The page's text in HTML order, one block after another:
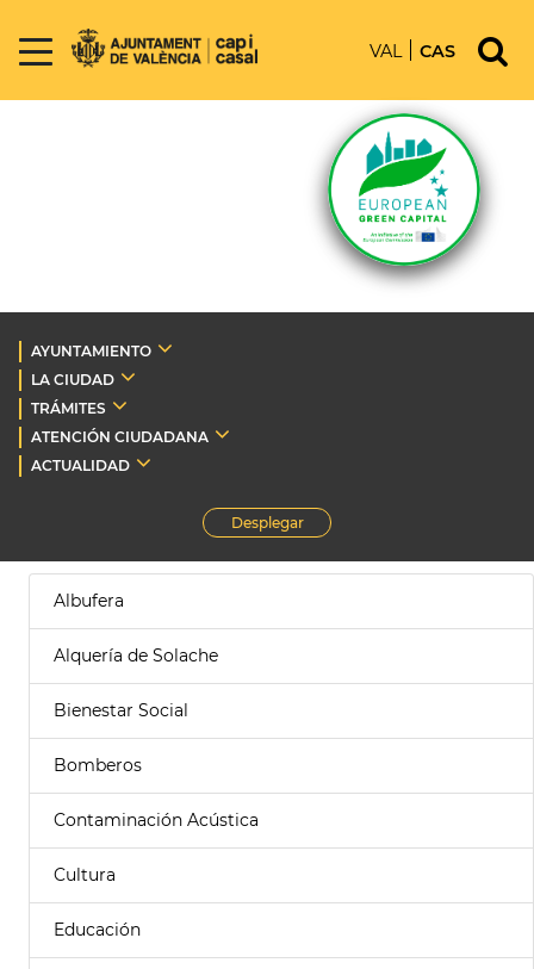
VAL CAS
AYUNTAMIENTO
LA CIUDAD
TRÁMITES
ATENCIÓN CIUDADANA
ACTUALIDAD
Desplegar
Albufera
Alquería de Solache
Bienestar Social
Bomberos
Contaminación Acústica
Cultura
Educación